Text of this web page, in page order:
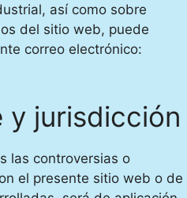
así como sobre
del sitio web, puede
correo electrónico:
y jurisdicción
las controversias o
el presente sitio web o de